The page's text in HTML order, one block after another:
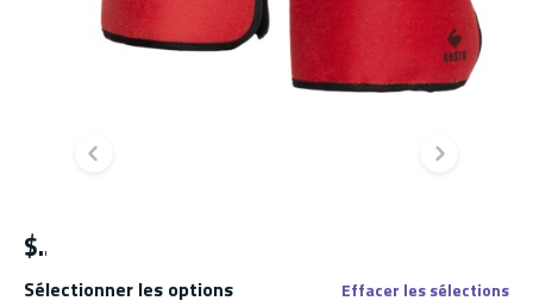
Diapositive précédente
$
Sélectionner les options Effacer les sélections